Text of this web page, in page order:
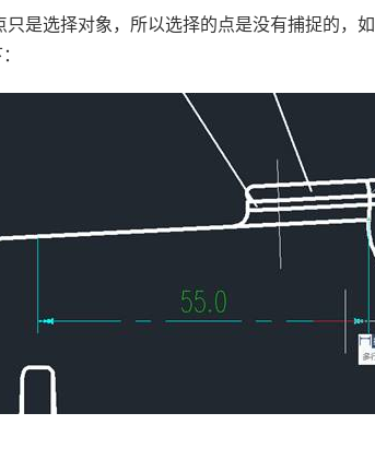
只是选择对象，所以选择的点是没有捕捉的，